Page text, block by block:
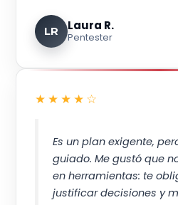
LR Laura R.
Pentester
★★★★☆
Es un plan exigente,
guiado. Me gustó que
en herramientas: te
justificar decisiones y